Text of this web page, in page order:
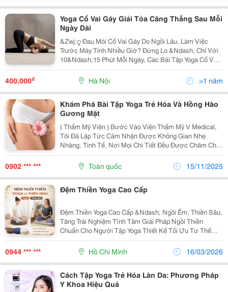
Yoga Cổ Vai Gáy Giải Tỏa Căng Thẳng Sau Mỗi
Ngày Dài
&Zwj;♀️ Đau Mỏi Cổ Vai Gáy Do Ngồi Lâu, Làm Việc
Trước Máy Tính Nhiều Giờ? Đừng Lo &Ndash; Chỉ Với
10&Ndash;15 Phút Mỗi Ngày, Các Bài Tập Yoga Cổ Vai
Gáy Có Thể Giúp Bạn Giãn Cơ, Lưu Thông Khí Huyết Và
Giảm Đau Hiệu Quả. Các Động Tác Đơn Giản...
400.000₫ Hà Nội >1 năm
Khám Phá Bài Tập Yoga Trẻ Hóa Và Hồng Hào
Gương Mặt
( Thẩm Mỹ Viện ) Bước Vào Viện Thẩm Mỹ V Medical,
Tôi Đã Lập Tức Cảm Nhận Được Không Gian Nhẹ
Nhàng, Tinh Tế, Nơi Mọi Chi Tiết Đều Được Chăm Chút
Tỉ Mỉ, Từ Ánh Sáng Dịu Mắt Đến Hương Thơm Thoang
Thoảng, Khiến Tâm Hồn Như Được Thư Giãn Ngay Lập
0902 *** *** Toàn quốc 15/11/2025
Đệm Thiền Yoga Cao Cấp
Đệm Thiền Yoga Cao Cấp &Ndash; Ngồi Êm, Thiền Sâu,
Tăng Trải Nghiệm Tĩnh Tâm Giải Pháp Ngồi Thiền
Chuẩn Cho Người Tập Yoga Thiết Kế Tối Ưu Tư Thế
Đệm Ngồi Thiền Cho Yoga Và Thiền Định Được Thiết Kế
Giúp Cơ Thể Giữ Thăng Bằng Tự Nhiên Khi...
0944 *** *** Hồ Chí Minh 16/03/2026
Cách Tập Yoga Trẻ Hóa Làn Da: Phương Pháp
Y Khoa Hiệu Quả